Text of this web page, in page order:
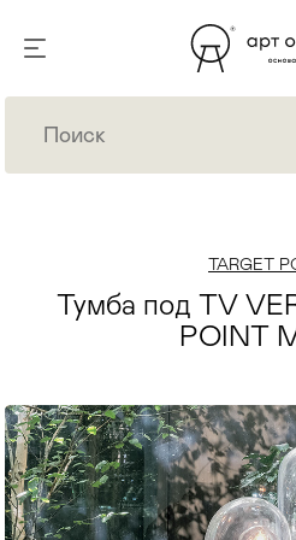
TARGET
Тумба под TV
POINT